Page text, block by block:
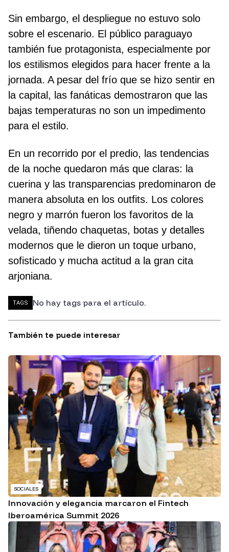
Sin embargo, el despliegue no estuvo solo
sobre el escenario. El público paraguayo
también fue protagonista, especialmente por
los estilismos elegidos para hacer frente a la
jornada. A pesar del frío que se hizo sentir en
la capital, las fanáticas demostraron que las
bajas temperaturas no son un impedimento
para el estilo.
En un recorrido por el predio, las tendencias
de la noche quedaron más que claras: la
cuerina y las transparencias predominaron de
manera absoluta en los outfits. Los colores
negro y marrón fueron los favoritos de la
velada, tiñendo chaquetas, botas y detalles
modernos que le dieron un toque urbano,
sofisticado y mucha actitud a la gran cita
arjoniana.
TAGS No hay tags para el artículo.
También te puede interesar
SOCIALES
Innovación y elegancia marcaron el Fintech
Iberoamérica Summit 2026